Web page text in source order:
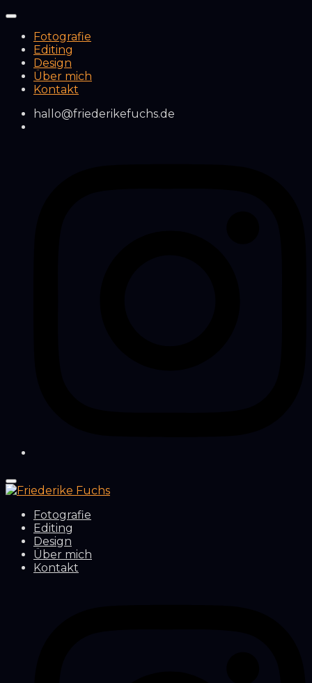
Fotografie
Editing
Design
Über mich
Kontakt
hallo@friederikefuchs.de
Fotografie
Editing
Design
Über mich
Kontakt